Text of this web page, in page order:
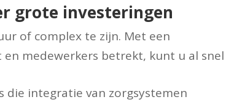
grote investeringen
of complex te zijn. Met een
medewerkers betrekt, kunt u al snel
die integratie van zorgsystemen